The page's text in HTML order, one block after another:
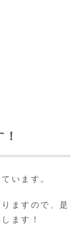
います。
ますので、是
ます！